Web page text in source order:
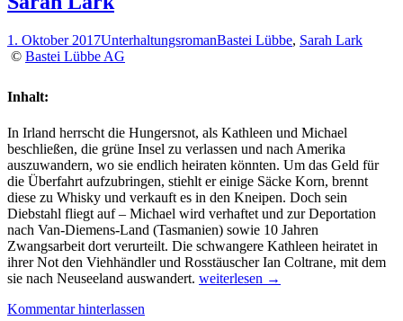
Kammer“
Jenny
Blackhurst
1. Oktober 2017UnterhaltungsromanBastei Lübbe, Sarah Lark
© Bastei Lübbe AG
Inhalt:
In Irland herrscht die Hungersnot, als Kathleen und Michael
beschließen, die grüne Insel zu verlassen und nach Amerika
auszuwandern, wo sie endlich heiraten könnten. Um das Geld für
die Überfahrt aufzubringen, stiehlt er einige Säcke Korn, brennt
diese zu Whisky und verkauft es in den Kneipen. Doch sein
Diebstahl fliegt auf – Michael wird verhaftet und zur Deportation
nach Van-Diemens-Land (Tasmanien) sowie 10 Jahren
Zwangsarbeit dort verurteilt. Die schwangere Kathleen heiratet in
ihrer Not den Viehhändler und Rosstäuscher Ian Coltrane, mit dem
sie nach Neuseeland auswandert. Rezension:
weiterlesen →
Kommentar hinterlassen